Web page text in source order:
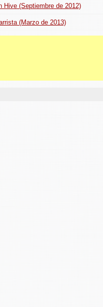
Hive (Septiembre de 2012)
(Marzo de 2013)